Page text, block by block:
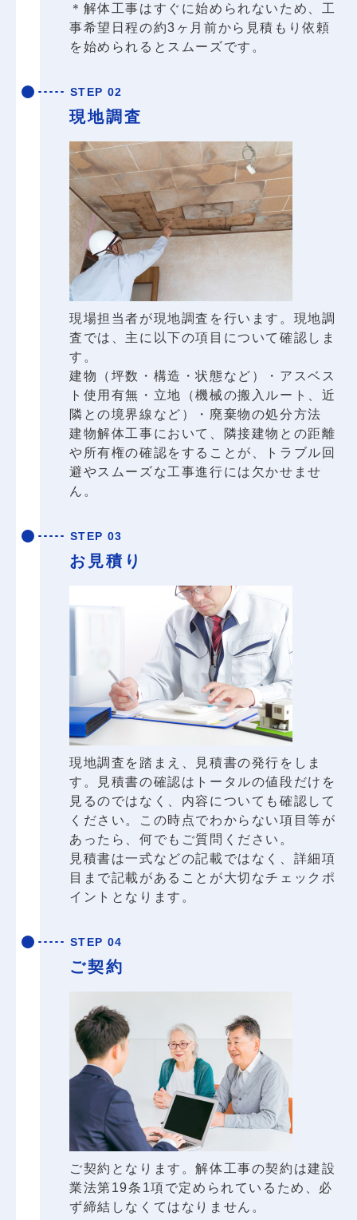
＊解体工事はすぐに始められないため、工
事希望日程の約3ヶ月前から見積もり依頼
を始められるとスムーズです。
STEP 02
現地調査
現場担当者が現地調査を行います。現地調
査では、主に以下の項目について確認しま
す。
建物（坪数・構造・状態など）・アスベス
ト使用有無・立地（機械の搬入ルート、近
隣との境界線など）・廃棄物の処分方法
建物解体工事において、隣接建物との距離
や所有権の確認をすることが、トラブル回
避やスムーズな工事進行には欠かせませ
ん。
STEP 03
お見積り
現地調査を踏まえ、見積書の発行をしま
す。見積書の確認はトータルの値段だけを
見るのではなく、内容についても確認して
ください。この時点でわからない項目等が
あったら、何でもご質問ください。
見積書は一式などの記載ではなく、詳細項
目まで記載があることが大切なチェックポ
イントとなります。
STEP 04
ご契約
ご契約となります。解体工事の契約は建設
業法第19条1項で定められているため、必
ず締結しなくてはなりません。